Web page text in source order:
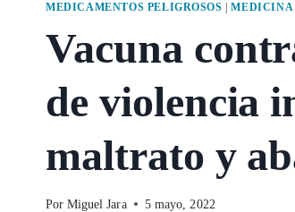
MEDICAMENTOS PELIGROSOS |MEDICINA
Vacuna
de violencia
maltrato y
Por Miguel Jara 5 mayo, 2022